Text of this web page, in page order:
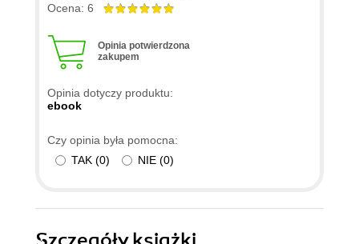
Ocena: 6
Opinia potwierdzona
zakupem
Opinia dotyczy produktu:
ebook
Czy opinia była pomocna:
TAK (0) NIE (0)